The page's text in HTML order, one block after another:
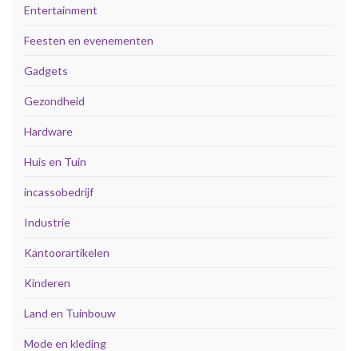
Entertainment
Feesten en evenementen
Gadgets
Gezondheid
Hardware
Huis en Tuin
incassobedrijf
Industrie
Kantoorartikelen
Kinderen
Land en Tuinbouw
Mode en kleding